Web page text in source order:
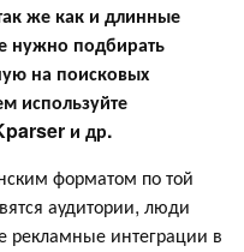
же как и длинные
нужно подбирать
на поисковых
используйте
и др.
форматом по той
аудитории, люди
рекламные интеграции в